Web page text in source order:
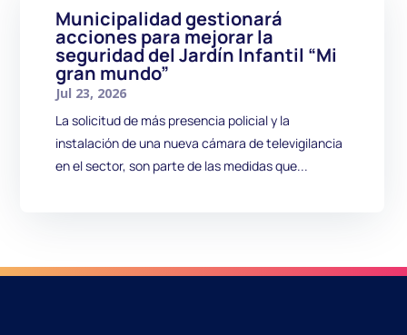
Municipalidad gestionará
acciones para mejorar la
seguridad del Jardín Infantil “Mi
gran mundo”
Jul 23, 2026
La solicitud de más presencia policial y la
instalación de una nueva cámara de televigilancia
en el sector, son parte de las medidas que...